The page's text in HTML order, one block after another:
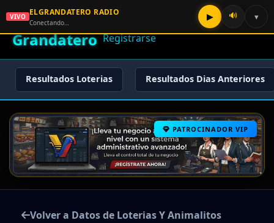
🌟 El
Grandatero
🔑 Iniciar Sesión
📝
Registrarse
Resultados Loterias Resultados Dias Anteriores
PATROCINADOR VIP
Volver a Datos de Loterias Y Animalitos
VIVO ELGRANDATERO RADIO
Conectando…
▶ 🔊 ▾